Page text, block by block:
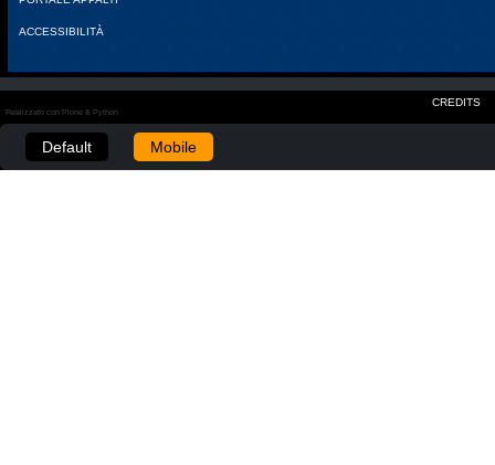
ACCESSIBILITÀ
CREDITS
Realizzato con Plone & Python
Default Mobile